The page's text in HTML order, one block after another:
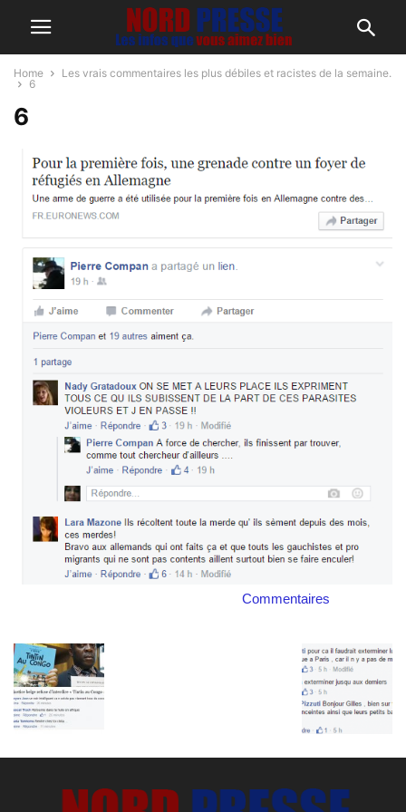
Home
Les vrais commentaires les plus débiles et racistes de la semaine.
6
6
Commentaires